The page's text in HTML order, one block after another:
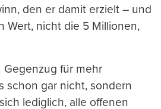
den er damit erzielt – und
Wert, nicht die 5 Millionen,
Gegenzug für mehr
schon gar nicht, sondern
lediglich, alle offenen